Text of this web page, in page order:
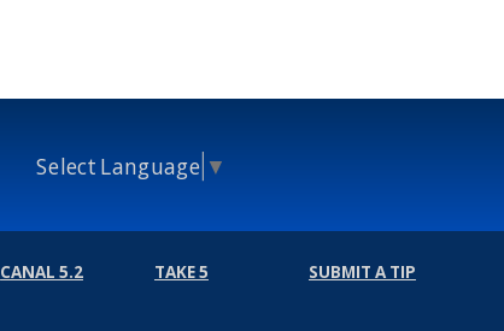
Select Language ▼
CANAL 5.2 TAKE 5 SUBMIT A TIP